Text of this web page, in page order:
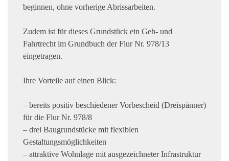
beginnen, ohne vorherige Abrissarbeiten.
Zudem ist für dieses Grundstück ein Geh- und
Fahrtrecht im Grundbuch der Flur Nr. 978/13
eingetragen.
Ihre Vorteile auf einen Blick:
– bereits positiv beschiedener Vorbescheid (Dreispänner)
für die Flur Nr. 978/8
– drei Baugrundstücke mit flexiblen
Gestaltungsmöglichkeiten
– attraktive Wohnlage mit ausgezeichneter Infrastruktur